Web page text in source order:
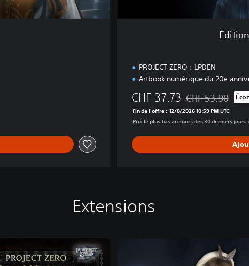
39.90
D
PROJECT ZERO : LPDEN
Artbook numérique du 20e
CHF 37.73 Remise par
CHF 53.90
Fin de l'offre : 12/8/2026 10:59 PM UTC
Prix le plus bas au cours des 30 derniers jours
Extensions